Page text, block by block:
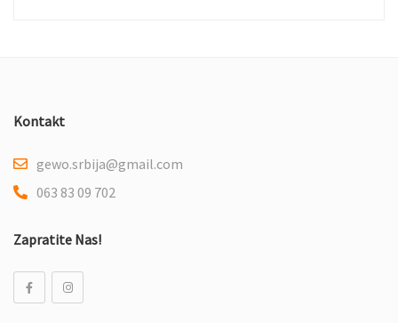
Kontakt
gewo.srbija@gmail.com
063 83 09 702
Zapratite Nas!